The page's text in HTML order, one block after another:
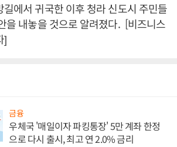
에서 귀국한 이후 청라 신도시 주민들
을 내놓을 것으로 알려졌다. [비즈니스
]
금융
우체국 '매일이자 파킹통장' 5만 계좌 한정
으로 다시 출시, 최고 연 2.0% 금리